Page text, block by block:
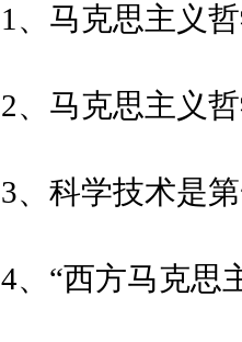
1、马克思主义
2、马克思主义
3、科学技术是
4、“西方马克思